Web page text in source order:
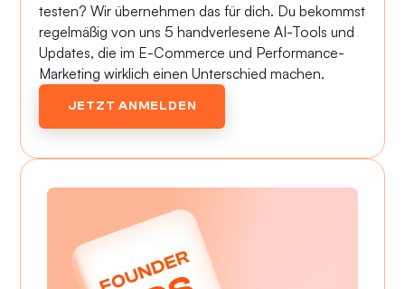
testen? Wir übernehmen das für dich. Du bekommst
regelmäßig von uns 5 handverlesene AI-Tools und
Updates, die im E-Commerce und Performance-
Marketing wirklich einen Unterschied machen.
JETZT ANMELDEN